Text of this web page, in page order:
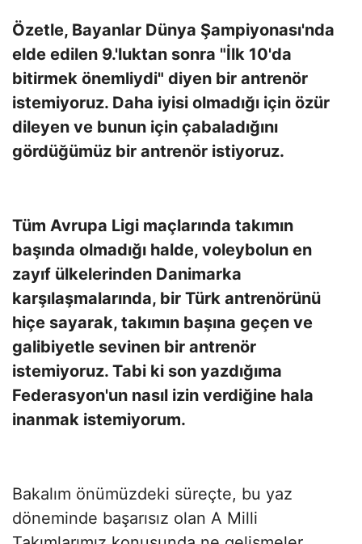
Özetle, Bayanlar Dünya Şampiyonası'nda
elde edilen 9.'luktan sonra "İlk 10'da
bitirmek önemliydi" diyen bir antrenör
istemiyoruz. Daha iyisi olmadığı için özür
dileyen ve bunun için çabaladığını
gördüğümüz bir antrenör istiyoruz.
Tüm Avrupa Ligi maçlarında takımın
başında olmadığı halde, voleybolun en
zayıf ülkelerinden Danimarka
karşılaşmalarında, bir Türk antrenörünü
hiçe sayarak, takımın başına geçen ve
galibiyetle sevinen bir antrenör
istemiyoruz. Tabi ki son yazdığıma
Federasyon'un nasıl izin verdiğine hala
inanmak istemiyorum.
Bakalım önümüzdeki süreçte, bu yaz
döneminde başarısız olan A Milli